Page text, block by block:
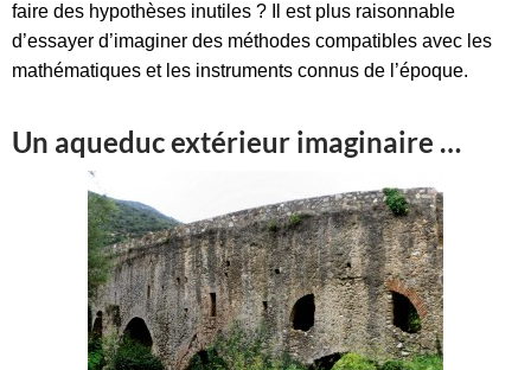
faire des hypothèses inutiles ? Il est plus raisonnable
d’essayer d’imaginer des méthodes compatibles avec les
mathématiques et les instruments connus de l’époque.
Un aqueduc extérieur imaginaire …